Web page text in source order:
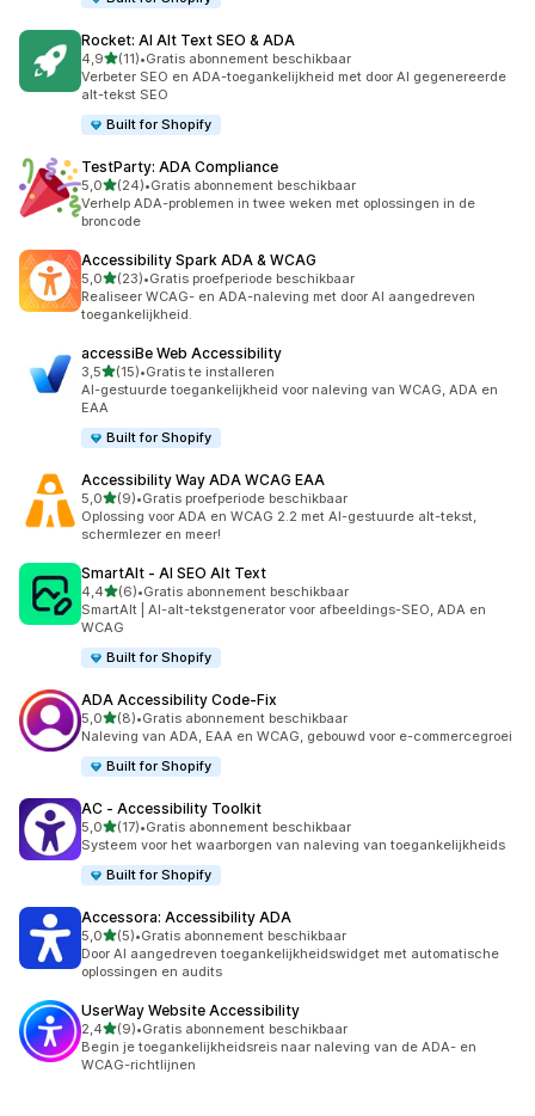
Rocket: AI Alt Text SEO & ADA
4,9van 5 sterren
(11)
11 recensies in totaal
•Gratis abonnement beschikbaar
Verbeter SEO en ADA-toegankelijkheid met door AI gegenereerde
alt-tekst SEO
Built for Shopify
TestParty: ADA Compliance
5,0van 5 sterren
(24)
24 recensies in totaal
•Gratis abonnement beschikbaar
Verhelp ADA-problemen in twee weken met oplossingen in de
broncode
Accessibility Spark ADA & WCAG
5,0van 5 sterren
(23)
23 recensies in totaal
•Gratis proefperiode beschikbaar
Realiseer WCAG- en ADA-naleving met door AI aangedreven
toegankelijkheid.
accessiBe Web Accessibility
3,5van 5 sterren
(15)
15 recensies in totaal
•Gratis te installeren
AI-gestuurde toegankelijkheid voor naleving van WCAG, ADA en
EAA
Built for Shopify
Accessibility Way ADA WCAG EAA
5,0van 5 sterren
(9)
9 recensies in totaal
•Gratis proefperiode beschikbaar
Oplossing voor ADA en WCAG 2.2 met AI-gestuurde alt-tekst,
schermlezer en meer!
SmartAlt ‑ AI SEO Alt Text
4,4van 5 sterren
(6)
6 recensies in totaal
•Gratis abonnement beschikbaar
SmartAlt | AI-alt-tekstgenerator voor afbeeldings-SEO, ADA en
WCAG
Built for Shopify
ADA Accessibility Code‑Fix
5,0van 5 sterren
(8)
8 recensies in totaal
•Gratis abonnement beschikbaar
Naleving van ADA, EAA en WCAG, gebouwd voor e-commercegroei
Built for Shopify
AC ‑ Accessibility Toolkit
5,0van 5 sterren
(17)
17 recensies in totaal
•Gratis abonnement beschikbaar
Systeem voor het waarborgen van naleving van toegankelijkheids
Built for Shopify
Accessora: Accessibility ADA
5,0van 5 sterren
(5)
5 recensies in totaal
•Gratis abonnement beschikbaar
Door AI aangedreven toegankelijkheidswidget met automatische
oplossingen en audits
UserWay Website Accessibility
2,4van 5 sterren
(9)
9 recensies in totaal
•Gratis abonnement beschikbaar
Begin je toegankelijkheidsreis naar naleving van de ADA- en
WCAG-richtlijnen